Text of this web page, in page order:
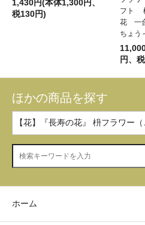
1,430円(本体1,300円、
税130円)
フト
花 一
ちょう
円、
ほかの商品を探す
ホーム